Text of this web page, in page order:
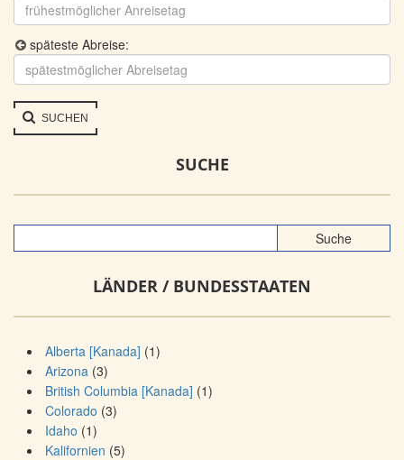
späteste Abreise:
SUCHEN
SUCHE
LÄNDER / BUNDESSTAATEN
Alberta [Kanada] (1)
Arizona (3)
British Columbia [Kanada] (1)
Colorado (3)
Idaho (1)
Kalifornien (5)